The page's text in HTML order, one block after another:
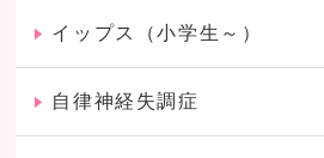
イップス（小学生～）
自律神経失調症